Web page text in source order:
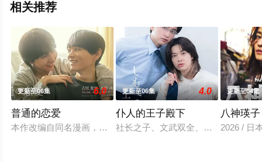
相关推荐
更新至06集 6.0
普通的恋爱
本作改编自同名漫画，是一部以处于上下级关系的文原一良与东
更新至06集 4.0
仆人的王子殿下
社长之子、文武双全、校内站在金字
更新至04集
八神瑛
2026 / 日